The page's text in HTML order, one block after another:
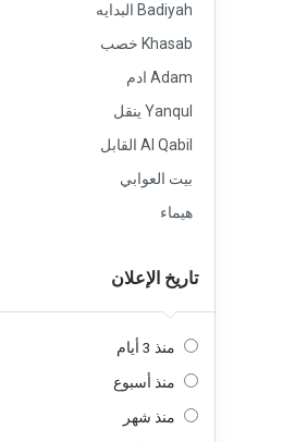
Badiyah البدايه
Khasab خصب
Adam ادم
Yanqul ينقل
Al Qabil القابل
بيت العوابي
هيماء
تاريخ الإعلان
منذ 3 أيام
منذ أسبوع
منذ شهر